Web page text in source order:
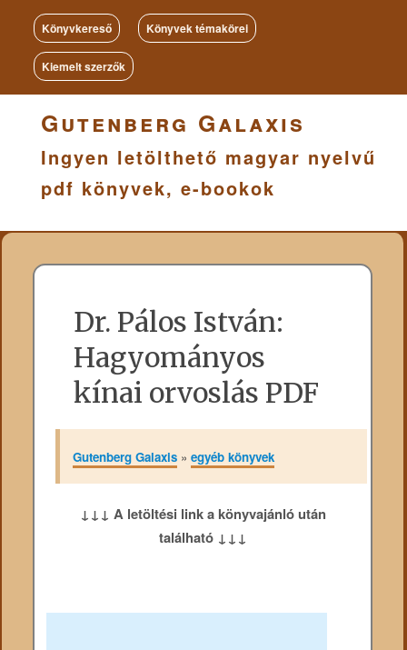
Könyvkereső Könyvek témakörei
Kiemelt szerzők
Gutenberg Galaxis
Ingyen letölthető magyar nyelvű
pdf könyvek, e-bookok
Dr. Pálos István:
Hagyományos
kínai orvoslás PDF
Gutenberg Galaxis» egyéb könyvek
↓↓↓ A letöltési link a könyvajánló után
található ↓↓↓